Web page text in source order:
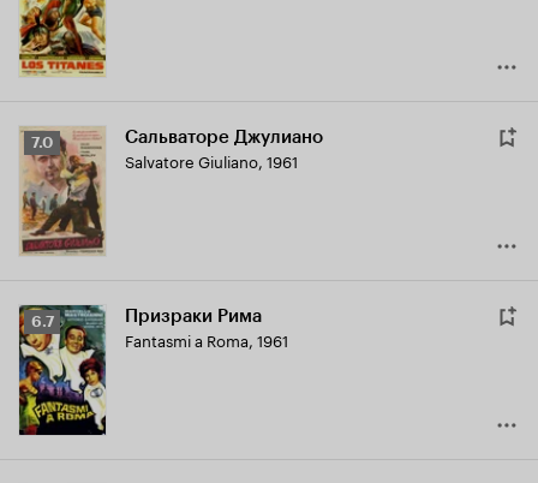
Рейтинг
Кинопоиска
7.0
7.0 Сальваторе Джулиано
Salvatore Giuliano, 1961
Рейтинг
Кинопоиска
6.7
6.7 Призраки Рима
Fantasmi a Roma, 1961